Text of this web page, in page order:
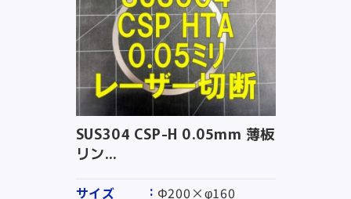
SUS304 CSP-H 0.05mm 薄板
リン...
サイズ Φ200×φ160